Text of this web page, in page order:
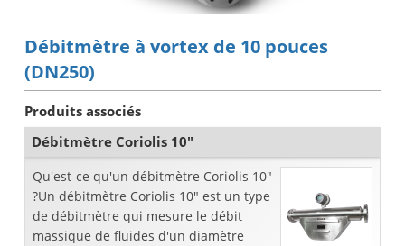
Débitmètre à vortex de 10 pouces
(DN250)
Produits associés
Débitmètre Coriolis 10"
Qu'est-ce qu'un débitmètre Coriolis 10"
?Un débitmètre Coriolis 10" est un type
de débitmètre qui mesure le débit
massique de fluides d'un diamètre